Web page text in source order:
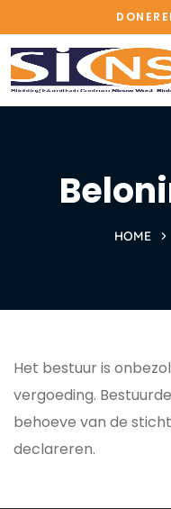
HOME
Het bestuur is
vergoeding.
behoeve van de
declareren.